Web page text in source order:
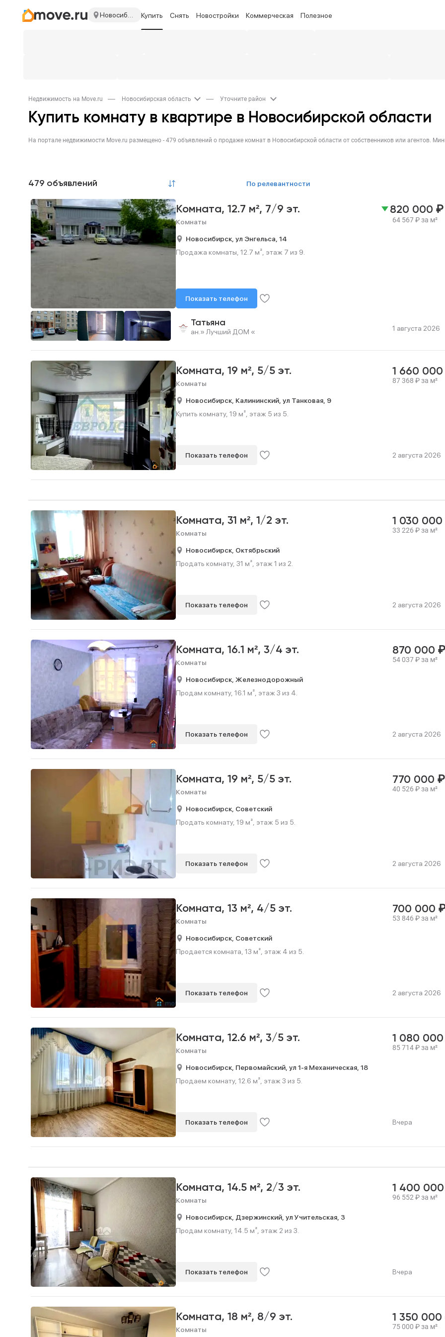
Купить Снять Новостройки Коммерческая Полезное
Недвижимость на Move.ru Новосибирская область Уточните район
Купить комнату в квартире в Новосибирской области
479 объявлений по релевантности
Комната, 12.7 м², 7/9 эт.
Комнаты
820 000 ₽
64 567₽за м²
Новосибирск, ул Энгельса, 14
Продажа комнаты, 12.7 м², этаж 7 из 9.
Показать телефон
1 августа 2026
Татьяна
ан.» Лучший ДОМ «
Комната, 19 м², 5/5 эт.
Комнаты
1 660 000
87 368 ₽за м²
Новосибирск, Калининский, ул Танковая, 9
Купить комнату, 19 м², этаж 5 из 5.
Показать телефон 2 августа 2026
Комната, 31 м², 1/2 эт.
Комнаты
1 030 000
33 226 ₽за м²
Новосибирск, Октябрьский
Продать комнату, 31 м², этаж 1 из 2.
Показать телефон 2 августа 2026
Комната, 16.1 м², 3/4 эт.
Комнаты
870 000 ₽
54 037₽за м²
Новосибирск, Железнодорожный
Продам комнату, 16.1 м², этаж 3 из 4.
Показать телефон 2 августа 2026
Комната, 19 м², 5/5 эт.
Комнаты
770 000 ₽
40 526 ₽за м²
Новосибирск, Советский
Продать комнату, 19 м², этаж 5 из 5.
Показать телефон 2 августа 2026
Комната, 13 м², 4/5 эт.
Комнаты
700 000
53 846 ₽за м²
Новосибирск, Советский
Продается комната, 13 м², этаж 4 из 5.
Показать телефон 2 августа 2026
Комната, 12.6 м², 3/5 эт.
Комнаты
1 080 000
85 714₽за м²
Новосибирск, Первомайский, ул 1-я Механическая, 18
Продаем комнату, 12.6 м², этаж 3 из 5.
Показать телефон Вчера
Комната, 14.5 м², 2/3 эт.
Комнаты
1 400 000
96 552 ₽за м²
Новосибирск, Дзержинский, ул Учительская, 3
Продам комнату, 14.5 м², этаж 2 из 3.
Показать телефон Вчера
Комната, 18 м², 8/9 эт.
Комнаты
1 350 000
75 000 ₽за м²